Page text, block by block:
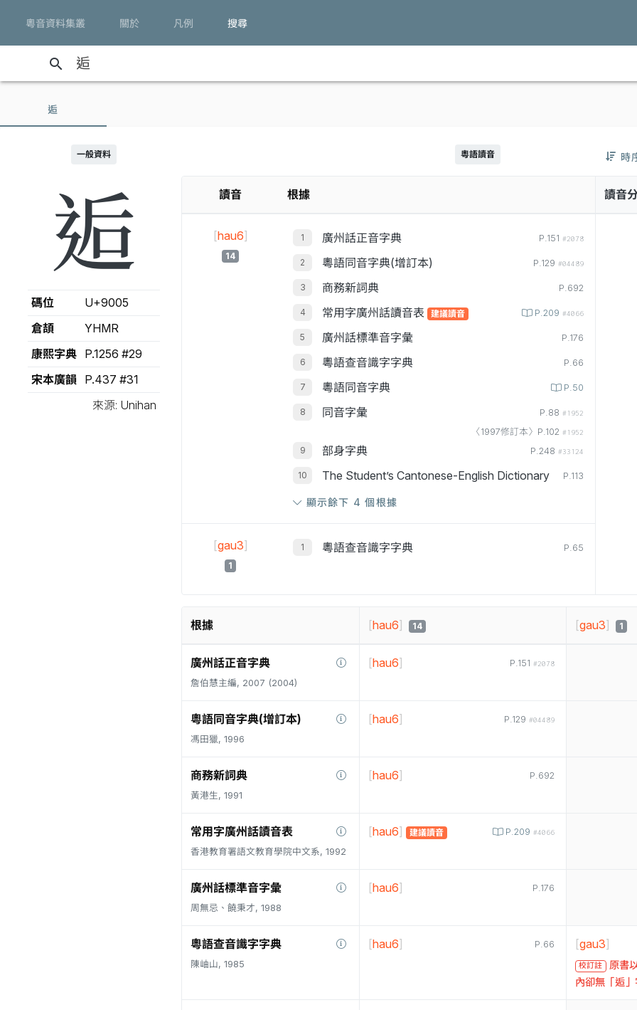
粵音資料集叢 關於 凡例 搜尋
search
逅
一般資料
逅
碼位
U+9005
倉頡
YHMR
康熙字典
P.1256 #29
宋本廣韻
P.437 #31
來源: Unihan
粵語讀音 時
讀音 根據
[hau6]
14
廣州話正音字典 P.151 #2078
粵語同音字典(增訂本) P.129 #04489
商務新詞典 P.692
常用字廣州話讀音表 建議讀音 P.209 #4066
廣州話標準音字彙 P.176
粵語查音識字字典 P.66
粵語同音字典 P.50
同音字彙 P.88 #1952
〈1997修訂本〉P.102 #1952
部身字典 P.248 #33124
The Student’s Cantonese-English Dictionary P.113
顯示餘下 4 個根據
[gau3]
1
粵語查音識字字典 P.65
讀音
根據 [hau6] 14 [gau3] 1
廣州話正音字典
詹伯慧主編, 2007 (2004)
P.151 #2078
[hau6]
粵語同音字典(增訂本)
馮田獵, 1996
P.129 #04489
[hau6]
商務新詞典
黃港生, 1991
P.692
[hau6]
常用字廣州話讀音表
香港教育署語文教育學院中文系, 1992
P.209 #4066
[hau6] 建議讀音
廣州話標準音字彙
周無忌、饒秉才, 1988
P.176
[hau6]
粵語查音識字字典
陳岫山, 1985
P.66
[hau6] [gau3]
校訂註 原書
內卻無「逅